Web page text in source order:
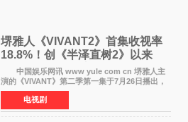
堺雅人《VIVANT2》首集收视率
18.8%！创《半泽直树2》以来
TBS周日剧场最高开局
中国娱乐网讯 www yule com cn 堺雅人主
演的《VIVANT》第二季第一集于7月26日播出，
首集收视率高达18 8%，成为自2020年《半泽直
树2》首集22%以来，TBS周日剧场最高开播收视
纪录。 考虑到
电视剧